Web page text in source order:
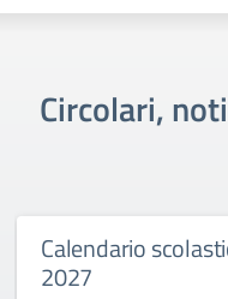
Circolari,
Calendario
2027